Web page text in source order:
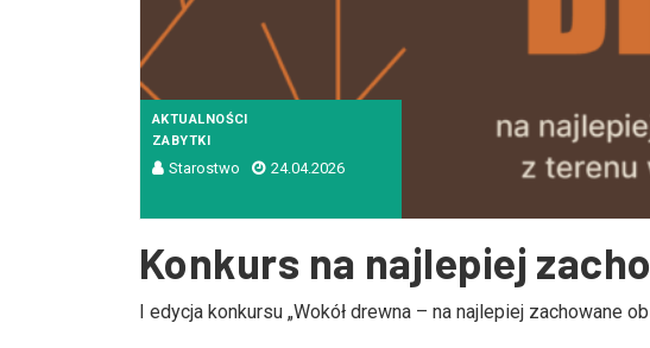
AKTUALNOŚCI
ZABYTKI
Starostwo 24.04.2026
Konkurs na najlepiej
I edycja konkursu „Wokół drewna – na najlepiej zachowane